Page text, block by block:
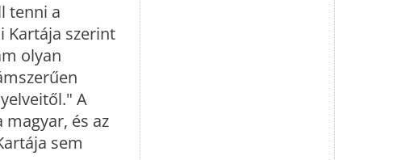
tenni a
Kartája szerint
olyan
A
és az
sem